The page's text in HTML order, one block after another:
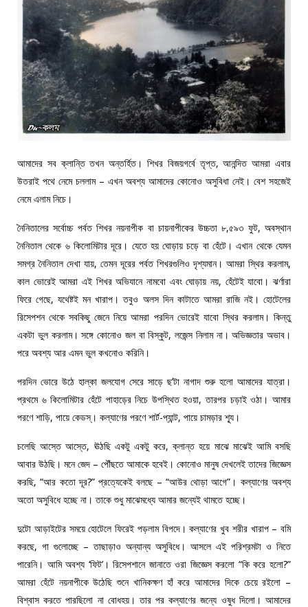
আমাদের সব ক্লান্তি তখন অন্তর্হিত। শিখর বিজয়গর্বে তৃপ্ত, আনন্দিত আমরা এবার
উতরাই পথে নেমে চললাম – এখন অবশ্য আমাদের কোনোও অসুবিধা নেই। বেশ সহজেই
নেমে এলাম নিচে।
নৈনিতালের সর্বোচ্চ পর্বত শিখর নয়নাপীক বা চায়নাপীকের উচ্চতা ৮,৫৯৩ ফুট, অবস্থান
নৈনিতাল থেকে ৬ কিলোমিটার দূরে। যেতে হয় ঘোড়ায় চড়ে বা হেঁটে। এখান থেকে যেমন
সমগ্র নৈনিতাল দেখা যায়, তেমন দূরের পর্বত শিখরগুলিও দৃশ্যমান। আমরা স্থির করলাম,
কাল ভোরেই আমরা এই শিখর অভিযানে নামবো এবং ঘোড়ায় নয়, হেঁটেই যাবো। ঝর্ণারা
ফিরে গেছে, যথেষ্টই মন খারাপ। তবুও অলস দিন কাটাতে আমরা রাজি নই। হোটেলের
রিসেপশন থেকে সবকিছু জেনে নিয়ে আমরা পরদিন ভোরেই যাবো স্থির করলাম। কিন্তু
একটা ভুল করলাম। সঙ্গে কোনোও জল বা বিস্কুট, লজেন্স নিলাম না। অভিজ্ঞতার অভাব।
পরে অবশ্য আর এমন ভুল কখনোও করিনি।
পরদিন ভোরে উঠে হাল্কা জলযোগ সেরে সাড়ে ছ’টা নাগাদ শুরু হলো আমাদের যাত্রা।
প্রথমে ৬ কিলোমিটার হেঁটে পাহাড়ের নিচে উপস্থিত হওয়া, তারপর চড়াই ওঠা। আমার
পরণে শাড়ি, পায়ে কেডস্‌। কল্যাণের পরণে শার্ট-প্যান্ট, পায়ে চামড়ার শ্যূ।
চলেছি আস্তে আস্তে, ঊঠছি একটু একটু করে, ক্লান্ত হয়ে মাঝে মাঝেই আমি বসছি
আবার উঠছি। মনে জেদ – পৌঁছতে আমাকে হবেই। কোনোও মানুষ দেখলেই তাদের জিজ্ঞেস
করছি, “আর কতো দূর?” প্রত্যেকেই বলছে – “আউর থোড়া আগে”। কল্যাণের অবশ্য
অতো অসুবিধে হচ্ছে না। তাকে শুধু মাঝেমধ্যে আমার জন্যেই থামতে হচ্ছে।
দুটো আড়াইটের সময়ে হোটেলে ফিরেই পড়লাম বিপদে। কল্যাণের খুব শরীর খারাপ – বমি
করছে, গা গুলোচ্ছে – তাছাড়াও অন্যান্য অসুবিধে। আসলে এই পরিশ্রমটা ও নিতে
পারেনি। আমি অবশ্য ‘ফিট’। রিসেপশানে জানাতে ওরা জিজ্ঞেস করলো “কি করে হলো?”
আমরা হেঁটে নয়নাপীকে উঠেছি শুনে খানিকক্ষণ হাঁ করে আমাদের দিকে চেয়ে রইলো –
বিশ্বাস করতে পারছিলো না বোধহয়। তার পর কল্যাণের জন্যে ওষুধ দিলো। আমাদের